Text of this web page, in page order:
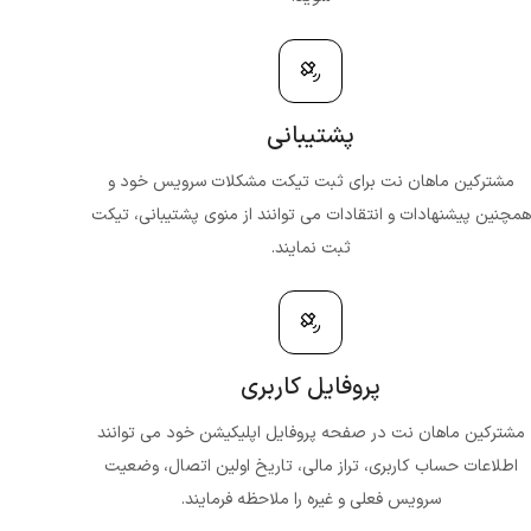
پشتیبانی
مشترکین ماهان نت برای ثبت تیکت مشکلات سرویس خود و
همچنین پیشنهادات و انتقادات می توانند از منوی پشتیبانی، تیکت
ثبت نمایند.
پروفایل کاربری
مشترکین ماهان نت در صفحه پروفایل اپلیکیشن خود می توانند
اطلاعات حساب کاربری، تراز مالی، تاریخ اولین اتصال، وضعیت
سرویس فعلی و غیره را ملاحظه فرمایند.